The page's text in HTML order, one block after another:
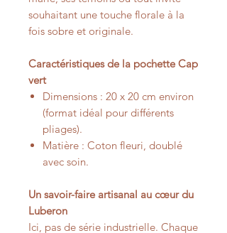
souhaitant une touche florale à la
fois sobre et originale.
Caractéristiques de la pochette Cap
vert
Dimensions : 20 x 20 cm environ
(format idéal pour différents
pliages).
Matière : Coton fleuri, doublé
avec soin.
Un savoir-faire artisanal au cœur du
Luberon
Ici, pas de série industrielle. Chaque